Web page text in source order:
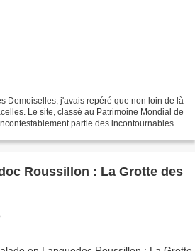
Demoiselles, j'avais repéré que non loin de là
Le site, classé au Patrimoine Mondial de
partie des incontournables
Roussillon : La Grotte des